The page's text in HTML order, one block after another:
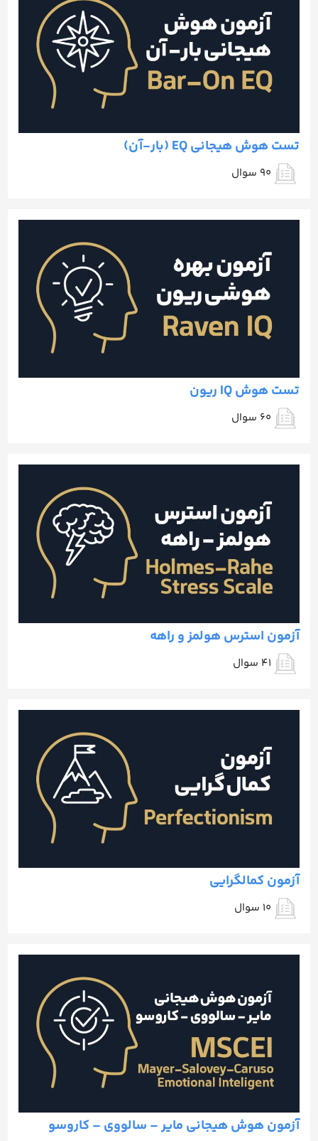
تست هوش هیجانی EQ (بار-آن)
90 سوال
تست هوش IQ ریون
60 سوال
آزمون استرس هولمز و راهه
41 سوال
آزمون کمالگرایی
10 سوال
آزمون هوش هیجانی مایر – سالووی – کاروسو